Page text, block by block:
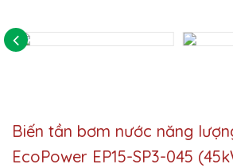
Biến tần bơm nước năng
EcoPower EP15-SP3-045